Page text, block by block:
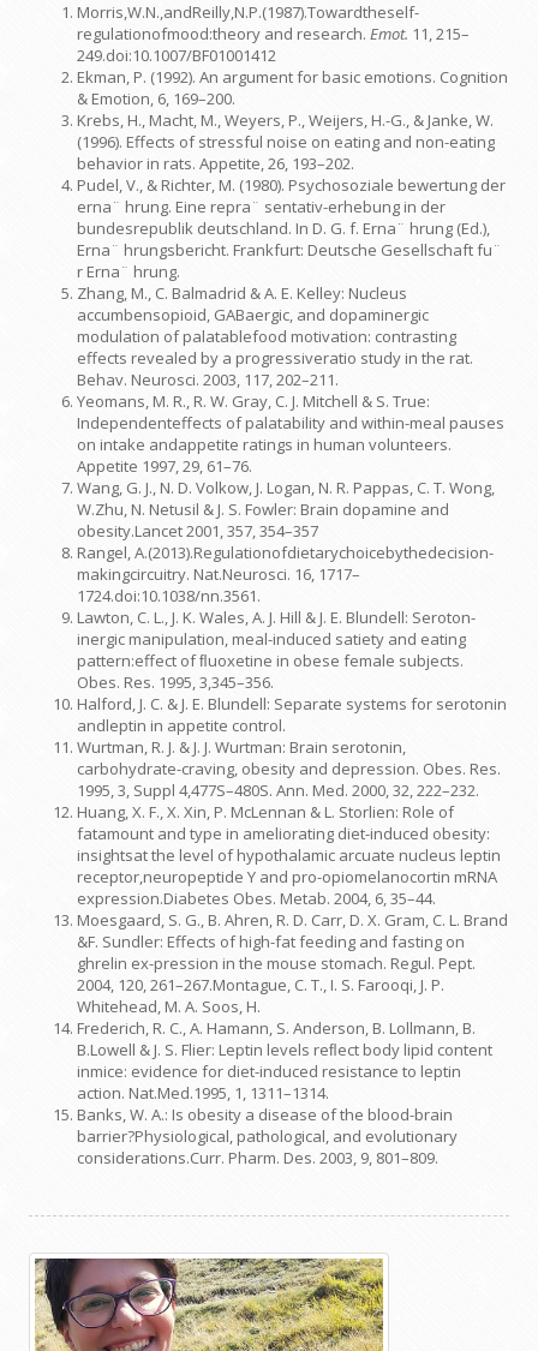
Morris,W.N.,andReilly,N.P.(1987).Towardtheself-
regulationofmood:theory and research. Emot. 11, 215–
249.doi:10.1007/BF01001412
Ekman, P. (1992). An argument for basic emotions. Cognition
& Emotion, 6, 169–200.
Krebs, H., Macht, M., Weyers, P., Weijers, H.-G., & Janke, W.
(1996). Effects of stressful noise on eating and non-eating
behavior in rats. Appetite, 26, 193–202.
Pudel, V., & Richter, M. (1980). Psychosoziale bewertung der
erna¨ hrung. Eine repra¨ sentativ-erhebung in der
bundesrepublik deutschland. In D. G. f. Erna¨ hrung (Ed.),
Erna¨ hrungsbericht. Frankfurt: Deutsche Gesellschaft fu¨
r Erna¨ hrung.
Zhang, M., C. Balmadrid & A. E. Kelley: Nucleus
accumbensopioid, GABaergic, and dopaminergic
modulation of palatablefood motivation: contrasting
effects revealed by a progressiveratio study in the rat.
Behav. Neurosci. 2003, 117, 202–211.
Yeomans, M. R., R. W. Gray, C. J. Mitchell & S. True:
Independenteffects of palatability and within-meal pauses
on intake andappetite ratings in human volunteers.
Appetite 1997, 29, 61–76.
Wang, G. J., N. D. Volkow, J. Logan, N. R. Pappas, C. T. Wong,
W.Zhu, N. Netusil & J. S. Fowler: Brain dopamine and
obesity.Lancet 2001, 357, 354–357
Rangel, A.(2013).Regulationofdietarychoicebythedecision-
makingcircuitry. Nat.Neurosci. 16, 1717–
1724.doi:10.1038/nn.3561.
Lawton, C. L., J. K. Wales, A. J. Hill & J. E. Blundell: Seroton-
inergic manipulation, meal-induced satiety and eating
pattern:effect of ﬂuoxetine in obese female subjects.
Obes. Res. 1995, 3,345–356.
Halford, J. C. & J. E. Blundell: Separate systems for serotonin
andleptin in appetite control.
Wurtman, R. J. & J. J. Wurtman: Brain serotonin,
carbohydrate-craving, obesity and depression. Obes. Res.
1995, 3, Suppl 4,477S–480S. Ann. Med. 2000, 32, 222–232.
Huang, X. F., X. Xin, P. McLennan & L. Storlien: Role of
fatamount and type in ameliorating diet-induced obesity:
insightsat the level of hypothalamic arcuate nucleus leptin
receptor,neuropeptide Y and pro-opiomelanocortin mRNA
expression.Diabetes Obes. Metab. 2004, 6, 35–44.
Moesgaard, S. G., B. Ahren, R. D. Carr, D. X. Gram, C. L. Brand
&F. Sundler: Effects of high-fat feeding and fasting on
ghrelin ex-pression in the mouse stomach. Regul. Pept.
2004, 120, 261–267.Montague, C. T., I. S. Farooqi, J. P.
Whitehead, M. A. Soos, H.
Frederich, R. C., A. Hamann, S. Anderson, B. Lollmann, B.
B.Lowell & J. S. Flier: Leptin levels reﬂect body lipid content
inmice: evidence for diet-induced resistance to leptin
action. Nat.Med.1995, 1, 1311–1314.
Banks, W. A.: Is obesity a disease of the blood-brain
barrier?Physiological, pathological, and evolutionary
considerations.Curr. Pharm. Des. 2003, 9, 801–809.